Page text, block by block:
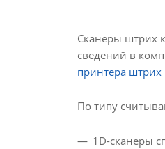
Сканеры штрих
сведений в
принтера штрих
По типу
1D-сканеры